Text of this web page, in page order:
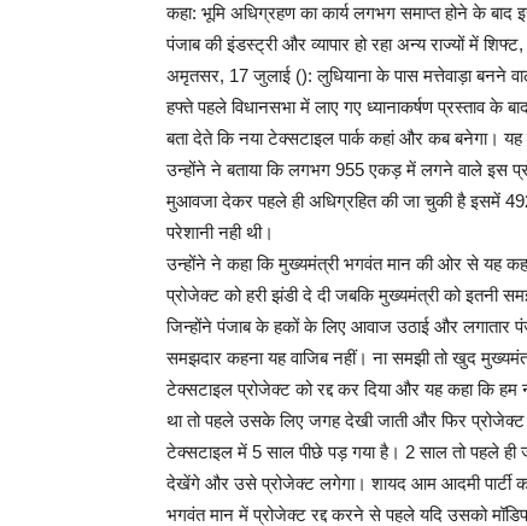
कहा: भूमि अधिग्रहण का कार्य लगभग समाप्त होने के बाद
पंजाब की इंडस्ट्री और व्यापार हो रहा अन्य राज्यों में
अमृतसर, 17 जुलाई (): लुधियाना के पास मत्तेवाड़ा बनने
हफ्ते पहले विधानसभा में लाए गए ध्यानाकर्षण प्रस्ताव के
बता देते कि नया टेक्सटाइल पार्क कहां और कब बनेगा। यह
उन्होंने ने बताया कि लगभग 955 एकड़ में लगने वाले इस
मुआवजा देकर पहले ही अधिग्रहित की जा चुकी है इसमें
परेशानी नही थी।
उन्होंने ने कहा कि मुख्यमंत्री भगवंत मान की ओर से यह
प्रोजेक्ट को हरी झंडी दे दी जबकि मुख्यमंत्री को इतनी
जिन्होंने पंजाब के हकों के लिए आवाज उठाई और
समझदार कहना यह वाजिब नहीं। ना समझी तो खुद
टेक्सटाइल प्रोजेक्ट को रद्द कर दिया और यह कहा कि
था तो पहले उसके लिए जगह देखी जाती और फिर प्रोजेक्ट
टेक्सटाइल में 5 साल पीछे पड़ गया है। 2 साल तो पहले
देखेंगे और उसे प्रोजेक्ट लगेगा। शायद आम आदमी पार्टी
भगवंत मान में प्रोजेक्ट रद्द करने से पहले यदि उसको